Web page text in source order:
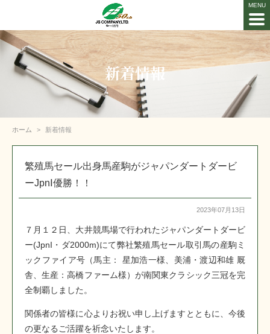
新着情報
ホーム 新着情報
繁殖馬セール出身馬産駒がジャパンダートダービ
ーJpnⅠ優勝！！
2023年07月13日
７月１２日、大井競馬場で行われたジャパンダートダービ
ー(JpnI・ダ2000m)にて弊社繁殖馬セール取引馬の産駒ミ
ックファイア号（馬主： 星加浩一様、美浦・渡辺和雄 厩
舎、生産：高橋ファーム様）が南関東クラシック三冠を完
全制覇しました。
関係者の皆様に心よりお祝い申し上げますとともに、今後
の更なるご活躍を祈念いたします。